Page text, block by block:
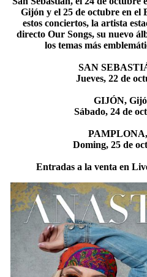
Gijón y el 25 de octubre en el
estos conciertos, la artista
directo Our Songs, su nuevo
los temas más
SAN
Jueves, 22 de
GIJÓN,
Sábado, 24 de
Doming, 25 de
Entradas a la venta en